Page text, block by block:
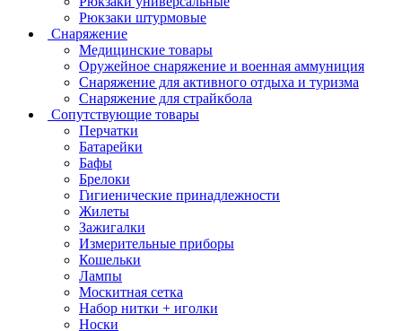
Рюкзаки штурмовые
Снаряжение
Медицинские товары
Оружейное снаряжение и военная аммуниция
Снаряжение для активного отдыха и туризма
Снаряжение для страйкбола
Сопутствующие товары
Перчатки
Батарейки
Бафы
Брелоки
Гигиенические принадлежности
Жилеты
Зажигалки
Измерительные приборы
Кошельки
Лампы
Москитная сетка
Набор нитки + иголки
Носки